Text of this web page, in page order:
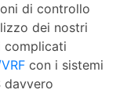
di controllo
dei nostri
complicati
con i sistemi
davvero